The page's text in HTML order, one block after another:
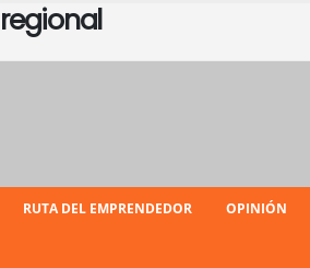
RUTA DEL EMPRENDEDOR OPINIÓN